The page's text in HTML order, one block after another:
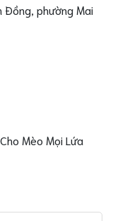
Đồng, phường Mai
Mèo Mọi Lứa